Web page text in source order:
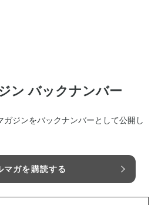
ン バックナンバー
ジンをバックナンバーとして公開し
マガを購読する